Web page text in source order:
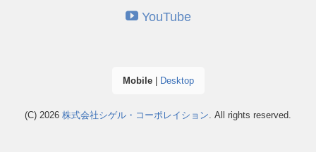
YouTube
Mobile| Desktop
(C) 2026 株式会社シゲル・コーポレイション . All rights reserved.